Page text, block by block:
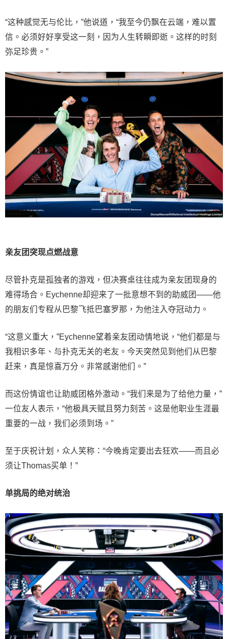
“这种感觉无与伦比，”他说道，“我至今仍飘在云端，难以置
信。必须好好享受这一刻，因为人生转瞬即逝。这样的时刻
弥足珍贵。”
亲友团突现点燃战意
尽管扑克是孤独者的游戏，但决赛桌往往成为亲友团现身的
难得场合。Eychenne却迎来了一批意想不到的助威团——他
的朋友们专程从巴黎飞抵巴塞罗那，为他注入夺冠动力。
“这意义重大，”Eychenne望着亲友团动情地说，“他们都是与
我相识多年、与扑克无关的老友。今天突然见到他们从巴黎
赶来，真是惊喜万分。非常感谢他们。”
而这份情谊也让助威团格外激动。“我们来是为了给他力量，”
一位友人表示，“他极具天赋且努力刻苦。这是他职业生涯最
重要的一战，我们必须到场。”
至于庆祝计划，众人笑称：“今晚肯定要出去狂欢——而且必
须让Thomas买单！”
单挑局的绝对统治